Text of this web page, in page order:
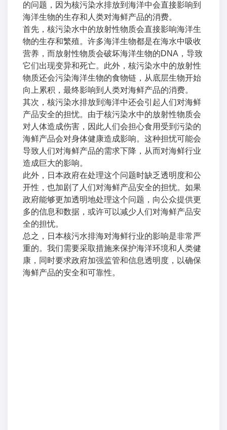
的问题，因为核污染水排放到海洋中会直接影响到
海洋生物的生存和人类对海鲜产品的消费。
首先，核污染水中的放射性物质会直接影响海洋生
物的生存和繁殖。许多海洋生物都是在海水中吸收
营养，而放射性物质会破坏海洋生物的DNA，导致
它们出现变异和死亡。此外，核污染水中的放射性
物质还会污染海洋生物的食物链，从底层生物开始
向上累积，最终影响到人类对海鲜产品的消费。
其次，核污染水排放到海洋中还会引起人们对海鲜
产品安全的担忧。由于核污染水中的放射性物质会
对人体造成伤害，因此人们会担心食用受到污染的
海鲜产品会对身体健康造成影响。这种担忧可能会
导致人们对海鲜产品的需求下降，从而对海鲜行业
造成巨大的影响。
此外，日本政府在处理这个问题时缺乏透明度和公
开性，也加剧了人们对海鲜产品安全的担忧。如果
政府能够更加透明地处理这个问题，向公众提供更
多的信息和数据，或许可以减少人们对海鲜产品安
全的担忧。
总之，日本核污水排海对海鲜行业的影响是非常严
重的。我们需要采取措施来保护海洋环境和人类健
康，同时要求政府加强监管和信息透明度，以确保
海鲜产品的安全和可靠性。